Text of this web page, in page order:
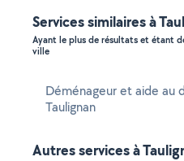
Services similaires à
Ayant le plus de résultats et étant
ville
Déménageur et aide au
Taulignan
Autres services à